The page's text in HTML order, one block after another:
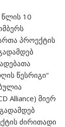
წლის 10
პროექტის
წესრიგი“
Alliance) მიერ
ძირითადი